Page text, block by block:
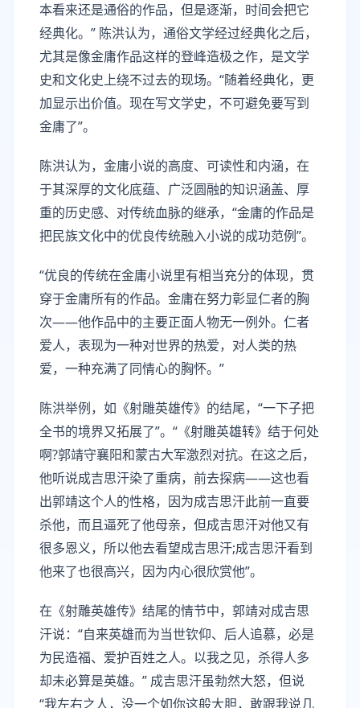
本看来还是通俗的作品，但是逐渐，时间会把它
经典化。” 陈洪认为，通俗文学经过经典化之后，
尤其是像金庸作品这样的登峰造极之作，是文学
史和文化史上绕不过去的现场。“随着经典化，更
加显示出价值。现在写文学史，不可避免要写到
金庸了”。
陈洪认为，金庸小说的高度、可读性和内涵，在
于其深厚的文化底蕴、广泛圆融的知识涵盖、厚
重的历史感、对传统血脉的继承，“金庸的作品是
把民族文化中的优良传统融入小说的成功范例”。
“优良的传统在金庸小说里有相当充分的体现，贯
穿于金庸所有的作品。金庸在努力彰显仁者的胸
次——他作品中的主要正面人物无一例外。仁者
爱人，表现为一种对世界的热爱，对人类的热
爱，一种充满了同情心的胸怀。”
陈洪举例，如《射雕英雄传》的结尾，“一下子把
全书的境界又拓展了”。“《射雕英雄转》结于何处
啊?郭靖守襄阳和蒙古大军激烈对抗。在这之后，
他听说成吉思汗染了重病，前去探病——这也看
出郭靖这个人的性格，因为成吉思汗此前一直要
杀他，而且逼死了他母亲，但成吉思汗对他又有
很多恩义，所以他去看望成吉思汗;成吉思汗看到
他来了也很高兴，因为内心很欣赏他”。
在《射雕英雄传》结尾的情节中，郭靖对成吉思
汗说：“自来英雄而为当世钦仰、后人追慕，必是
为民造福、爱护百姓之人。以我之见，杀得人多
却未必算是英雄。” 成吉思汗虽勃然大怒，但说
“我左右之人，没一个如你这般大胆，敢跟我说几